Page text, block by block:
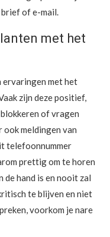
of e-mail.
met het
ervaringen met het
zijn deze positief,
of vragen
ook meldingen van
telefoonnummer
prettig om te horen
hand is en nooit zal
te blijven en niet
voorkom je nare